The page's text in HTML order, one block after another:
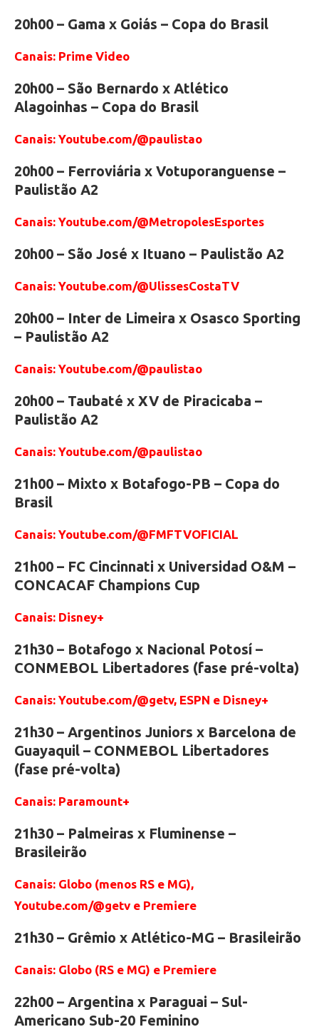
20h00 – Gama x Goiás – Copa do Brasil
Canais: Prime Video
20h00 – São Bernardo x Atlético
Alagoinhas – Copa do Brasil
Canais: Youtube.com/@paulistao
20h00 – Ferroviária x Votuporanguense –
Paulistão A2
Canais: Youtube.com/@MetropolesEsportes
20h00 – São José x Ituano – Paulistão A2
Canais: Youtube.com/@UlissesCostaTV
20h00 – Inter de Limeira x Osasco Sporting
– Paulistão A2
Canais: Youtube.com/@paulistao
20h00 – Taubaté x XV de Piracicaba –
Paulistão A2
Canais: Youtube.com/@paulistao
21h00 – Mixto x Botafogo-PB – Copa do
Brasil
Canais: Youtube.com/@FMFTVOFICIAL
21h00 – FC Cincinnati x Universidad O&M –
CONCACAF Champions Cup
Canais: Disney+
21h30 – Botafogo x Nacional Potosí –
CONMEBOL Libertadores (fase pré-volta)
Canais: Youtube.com/@getv, ESPN e Disney+
21h30 – Argentinos Juniors x Barcelona de
Guayaquil – CONMEBOL Libertadores
(fase pré-volta)
Canais: Paramount+
21h30 – Palmeiras x Fluminense –
Brasileirão
Canais: Globo (menos RS e MG),
Youtube.com/@getv e Premiere
21h30 – Grêmio x Atlético-MG – Brasileirão
Canais: Globo (RS e MG) e Premiere
22h00 – Argentina x Paraguai – Sul-
Americano Sub-20 Feminino